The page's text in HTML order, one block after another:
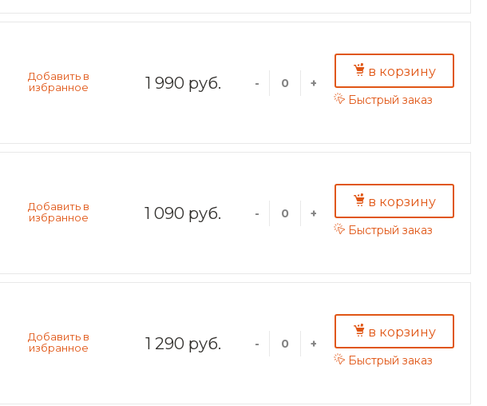
1 990 руб. - +
в корзину
Быстрый заказ
1 090 руб. - +
в корзину
Быстрый заказ
1 290 руб. - +
в корзину
Быстрый заказ